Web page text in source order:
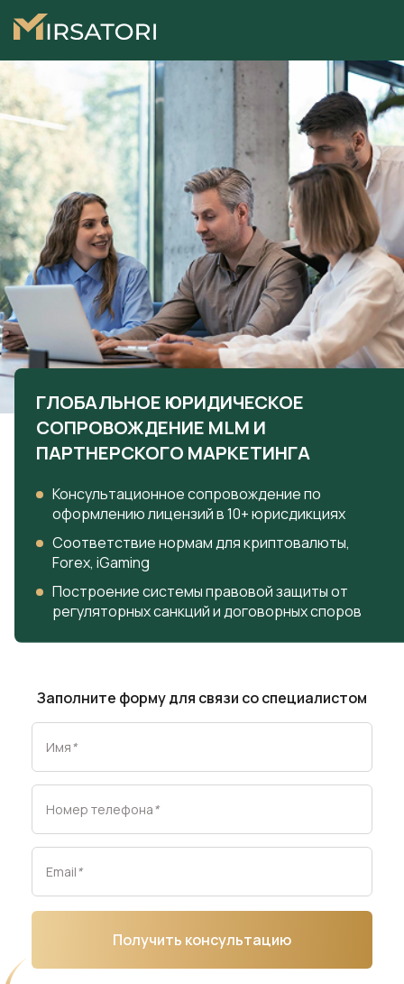
ГЛОБАЛЬНОЕ ЮРИДИЧЕСКОЕ
СОПРОВОЖДЕНИЕ MLM И
ПАРТНЕРСКОГО МАРКЕТИНГА
Консультационное сопровождение по
оформлению лицензий в 10+ юрисдикциях
Соответствие нормам для криптовалюты,
Forex, iGaming
Построение системы правовой защиты от
регуляторных санкций и договорных споров
Заполните форму для связи со специалистом
Имя*
Номер телефона*
Email*
Получить консультацию